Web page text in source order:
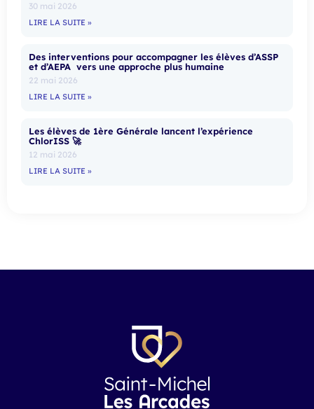
30 mai 2026
LIRE LA SUITE »
Des interventions pour accompagner les élèves d’ASSP
et d’AEPA vers une approche plus humaine
22 mai 2026
LIRE LA SUITE »
Les élèves de 1ère Générale lancent l’expérience
ChlorISS 🚀
12 mai 2026
LIRE LA SUITE »